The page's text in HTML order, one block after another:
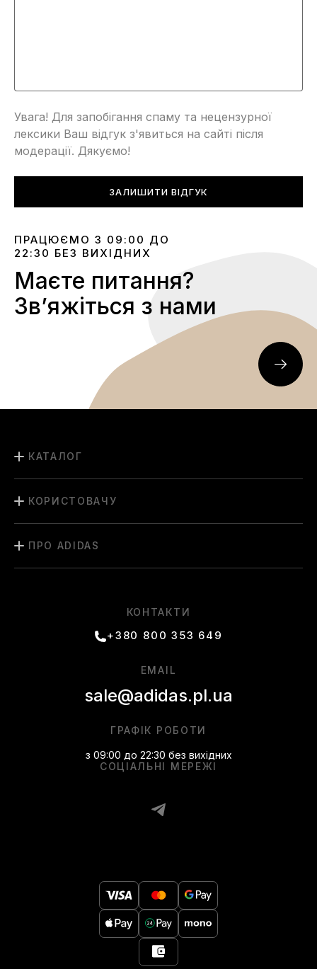
Увага! Для запобігання спаму та нецензурної
лексики Ваш відгук з'явиться на сайті після
модерації. Дякуємо!
ЗАЛИШИТИ ВІДГУК
ПРАЦЮЄМО З 09:00 ДО
22:30 БЕЗ ВИХІДНИХ
Маєте питання?
Звʼяжіться з нами
КАТАЛОГ
КОРИСТОВАЧУ
ПРО ADIDAS
КОНТАКТИ
+380 800 353 649
СОЦІАЛЬНІ МЕРЕЖІ
ГРАФІК РОБОТИ
з 09:00 до 22:30 без вихідних
EMAIL
sale@adidas.pl.ua